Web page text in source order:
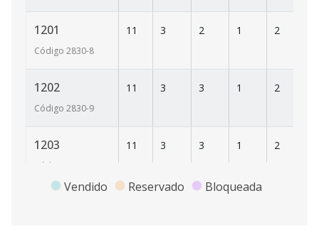
1201
Código 2830-8
11 3 2 1 2
1202
Código 2830-9
11 3 3 1 2
1203
Código
11 3 3 1 2
Vendido Reservado Bloqueada